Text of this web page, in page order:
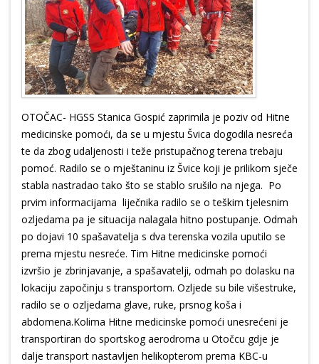
OTOČAC- HGSS Stanica Gospić zaprimila je poziv od Hitne
medicinske pomoći, da se u mjestu Švica dogodila nesreća
te da zbog udaljenosti i teže pristupačnog terena trebaju
pomoć. Radilo se o mještaninu iz Švice koji je prilikom sječe
stabla nastradao tako što se stablo srušilo na njega. Po
prvim informacijama liječnika radilo se o teškim tjelesnim
ozljedama pa je situacija nalagala hitno postupanje. Odmah
po dojavi 10 spašavatelja s dva terenska vozila uputilo se
prema mjestu nesreće. Tim Hitne medicinske pomoći
izvršio je zbrinjavanje, a spašavatelji, odmah po dolasku na
lokaciju započinju s transportom. Ozljede su bile višestruke,
radilo se o ozljedama glave, ruke, prsnog koša i
abdomena.Kolima Hitne medicinske pomoći unesrećeni je
transportiran do sportskog aerodroma u Otočcu gdje je
dalje transport nastavljen helikopterom prema KBC-u